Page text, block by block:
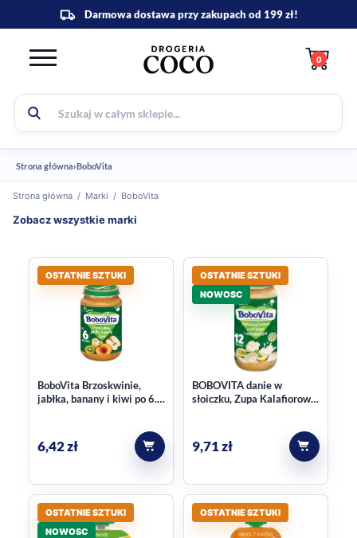
0
Strona główna›BoboVita
Strona główna / Marki / BoboVita
Zobacz wszystkie marki
OSTATNIE SZTUKI
BoboVita Brzoskwinie,
jabłka, banany i kiwi po 6.
6,42zł
OSTATNIE SZTUKI
NOWOSC
BOBOVITA danie w
słoiczku, Zupa Kalafiorowa
miesiącu 250 g
9,71zł
OSTATNIE SZTUKI
NOWOSC
OSTATNIE SZTUKI